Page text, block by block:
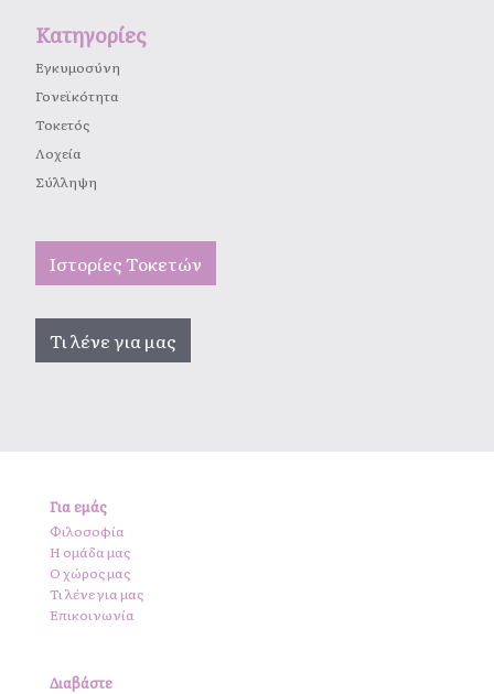
Κατηγορίες
Εγκυμοσύνη
Γονεϊκότητα
Τοκετός
Λοχεία
Σύλληψη
Ιστορίες Τοκετών
Τι λένε για μας
Για εμάς
Φιλοσοφία
Η ομάδα μας
Ο χώρος μας
Τι λένε για μας
Επικοινωνία
Διαβάστε